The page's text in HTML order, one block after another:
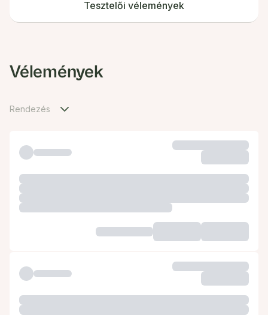
Tesztelői vélemények
Vélemények
Rendezés